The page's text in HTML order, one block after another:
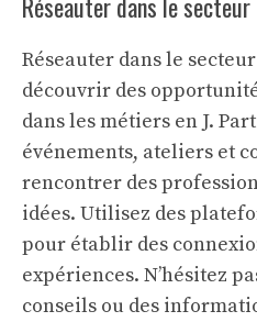
Réseauter dans le
découvrir des
dans les métiers en J.
événements, ateliers et
rencontrer des
idées. Utilisez des
pour établir des
expériences. N’hésitez
conseils ou des